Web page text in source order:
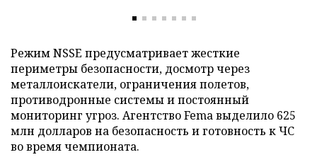
Режим NSSE предусматривает жесткие
периметры безопасности, досмотр через
металлоискатели, ограничения полетов,
противодронные системы и постоянный
мониторинг угроз. Агентство Fema выделило 625
млн долларов на безопасность и готовность к ЧС
во время чемпионата.